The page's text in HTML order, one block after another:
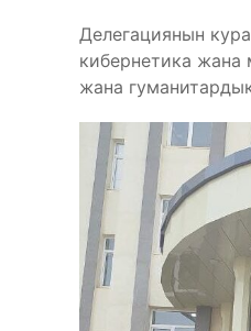
Делегациянын
кибернетика жана
жана